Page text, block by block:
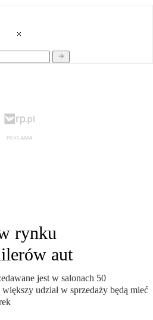
rynku
aut
jest w salonach 50
udział w sprzedaży będą mieć